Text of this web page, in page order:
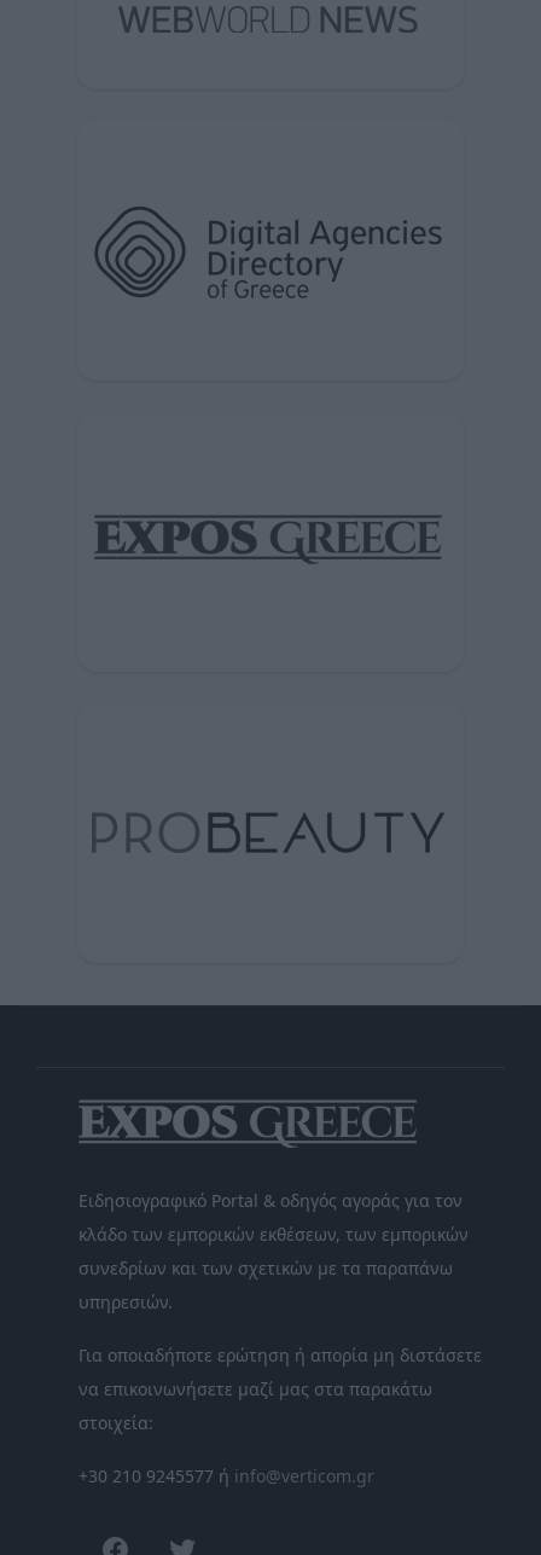
Ειδησιογραφικό Portal & οδηγός αγοράς για τον
κλάδο των εμπορικών εκθέσεων, των εμπορικών
συνεδρίων και των σχετικών με τα παραπάνω
υπηρεσιών.
Για οποιαδήποτε ερώτηση ή απορία μη διστάσετε
να επικοινωνήσετε μαζί μας στα παρακάτω
στοιχεία:
+30 210 9245577 ή info@verticom.gr